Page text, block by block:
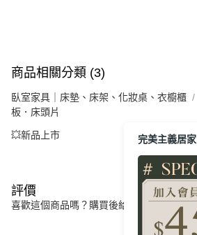
商品相關分類 (3)
臥室家具｜床墊、床架、化妝桌、衣櫥櫃
板．床頭片
💥新品上市
評價
喜歡這個商品嗎？購買後給他一個好評吧
完美主義居家